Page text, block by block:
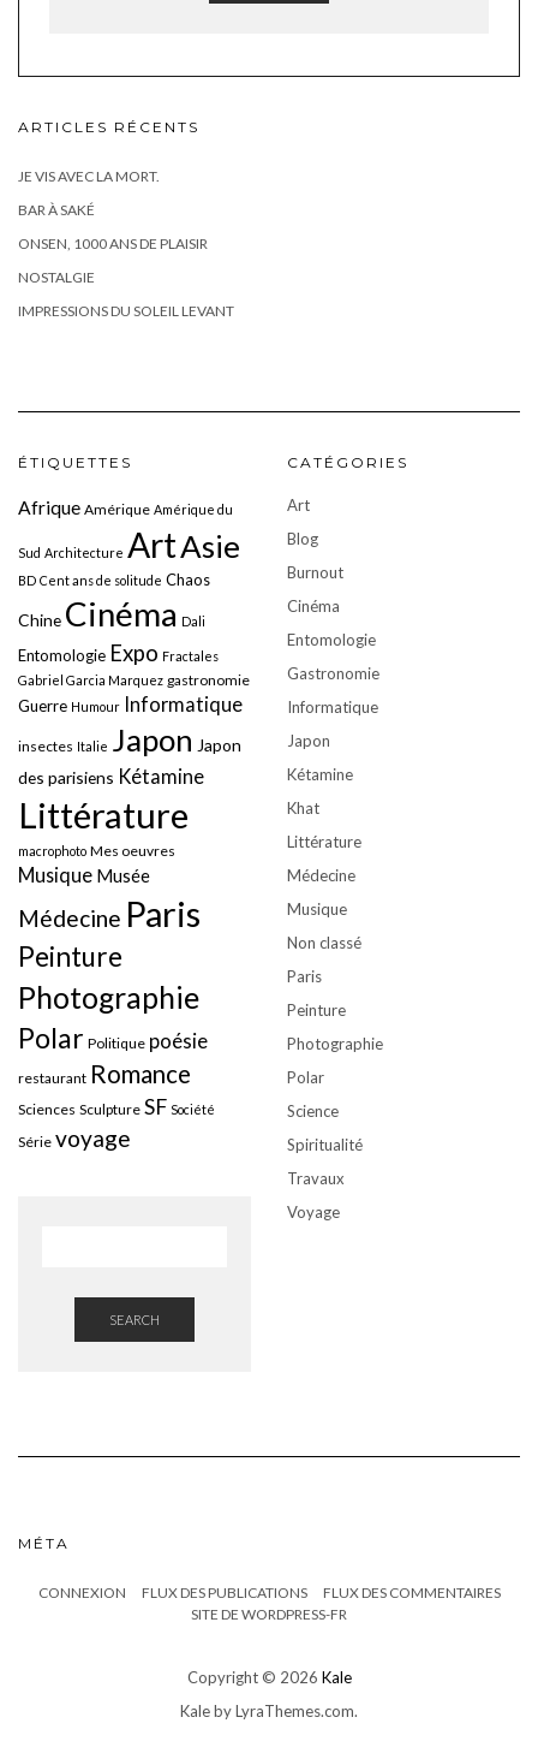
ARTICLES RÉCENTS
JE VIS AVEC LA MORT.
BAR À SAKÉ
ONSEN, 1000 ANS DE PLAISIR
NOSTALGIE
IMPRESSIONS DU SOLEIL LEVANT
ÉTIQUETTES
Afrique Amérique Amérique du
Sud Architecture ArtAsie
BD Cent ans de solitude Chaos
Chine Cinéma Dali
Entomologie Expo Fractales
Gabriel Garcia Marquez gastronomie
Guerre Humour Informatique
insectes Italie Japon Japon
des parisiens Kétamine
Littérature
macrophoto Mes oeuvres
Musique Musée
Médecine Paris
Peinture
Photographie
Polar Politique poésie
restaurant Romance
Sciences Sculpture SF Société
Série voyage
SEARCH
CATÉGORIES
Art
Blog
Burnout
Cinéma
Entomologie
Gastronomie
Informatique
Japon
Kétamine
Khat
Littérature
Médecine
Musique
Non classé
Paris
Peinture
Photographie
Polar
Science
Spiritualité
Travaux
Voyage
MÉTA
CONNEXION FLUX DES PUBLICATIONS
FLUX DES COMMENTAIRES
SITE DE WORDPRESS-FR
Copyright © 2026 Kale
Kaleby LyraThemes.com.